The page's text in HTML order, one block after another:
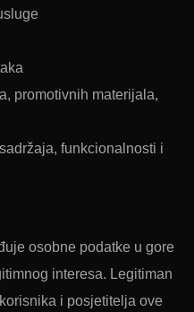
promotivnih materijala,
funkcionalnosti i
osobne podatke u gore
interesa. Legitiman
i posjetitelja ove